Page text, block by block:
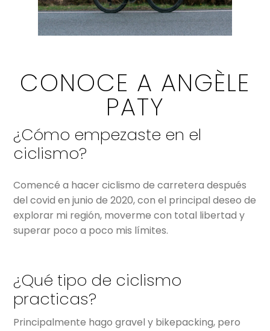
CONOCE A ANGÈLE
PATY
¿Cómo empezaste en el
ciclismo?
Comencé a hacer ciclismo de carretera después
del covid en junio de 2020, con el principal deseo de
explorar mi región, moverme con total libertad y
superar poco a poco mis límites.
¿Qué tipo de ciclismo
practicas?
Principalmente hago gravel y bikepacking, pero